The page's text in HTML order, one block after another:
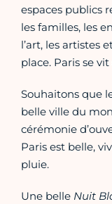
espaces publics
les familles, les
l’art, les artistes
place. Paris se
Souhaitons que
belle ville du
cérémonie
Paris est belle,
pluie.
Une belle Nuit